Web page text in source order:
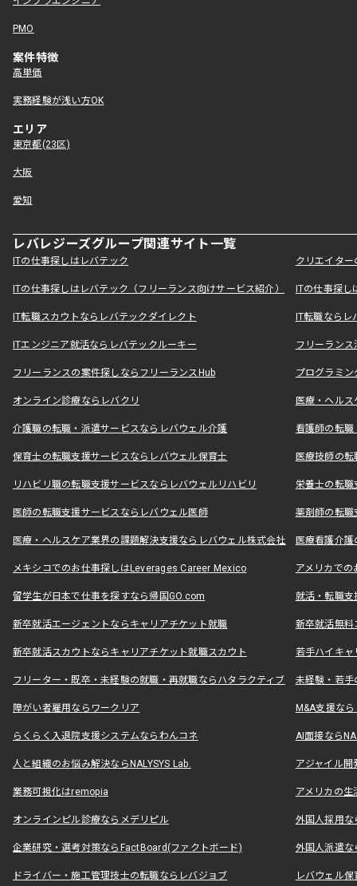
PMO
案件特徴
高単価
実務経験が浅い方OK
エリア
東京都(23区)
大阪
愛知
レバレジーズグループ関連サイト一覧
ITの仕事探しはレバテック クリエイタ
ITの仕事探しはレバテック（フリーランス向けサービス紹介） ITの仕事探
IT転職スカウトならレバテックダイレクト IT転職なら
ITエンジニア就活ならレバテックルーキー フリーラン
フリーランスの案件探しならフリーランスHub プログラミ
オンライン診療ならレバクリ 医療・ヘル
介護職の転職・派遣サービスならレバウェル介護 看護師の転
保育士の転職支援サービスならレバウェル保育士 医療技師の
リハビリ職の転職支援サービスならレバウェルリハビリ 栄養士の転
医師の転職支援サービスならレバウェル医師 薬剤師の転
医療・ヘルスケア業界の課題解決支援ならレバウェル株式会社 医療看護介
メキシコでのお仕事探しはLeverages Career Mexico アメリカで
留学生が日本で仕事を探すなら帰国GO.com 就活・転職
新卒就活エージェントならキャリアチケット就職 新卒就活無料
新卒就活スカウトならキャリアチケット就職スカウト 若手ハイキ
フリーター・既卒・未経験の就職・再就職ならハタラクティブ 未経験・若手
障がい者雇用ならワークリア M&A支援な
らくらく入退院支援システムならわんコネ AI面接なら
人と組織のお悩み解決ならNALYSYS Lab. アジャイル
業務可視化はremopia アメリカの
オンラインピル診療ならメデリピル 外国人採用
企業研究・選考対策ならFactBoard(ファクトボード) 外国人派遣な
ドライバー・施工管理技士の転職ならレバジョブ レバウェル